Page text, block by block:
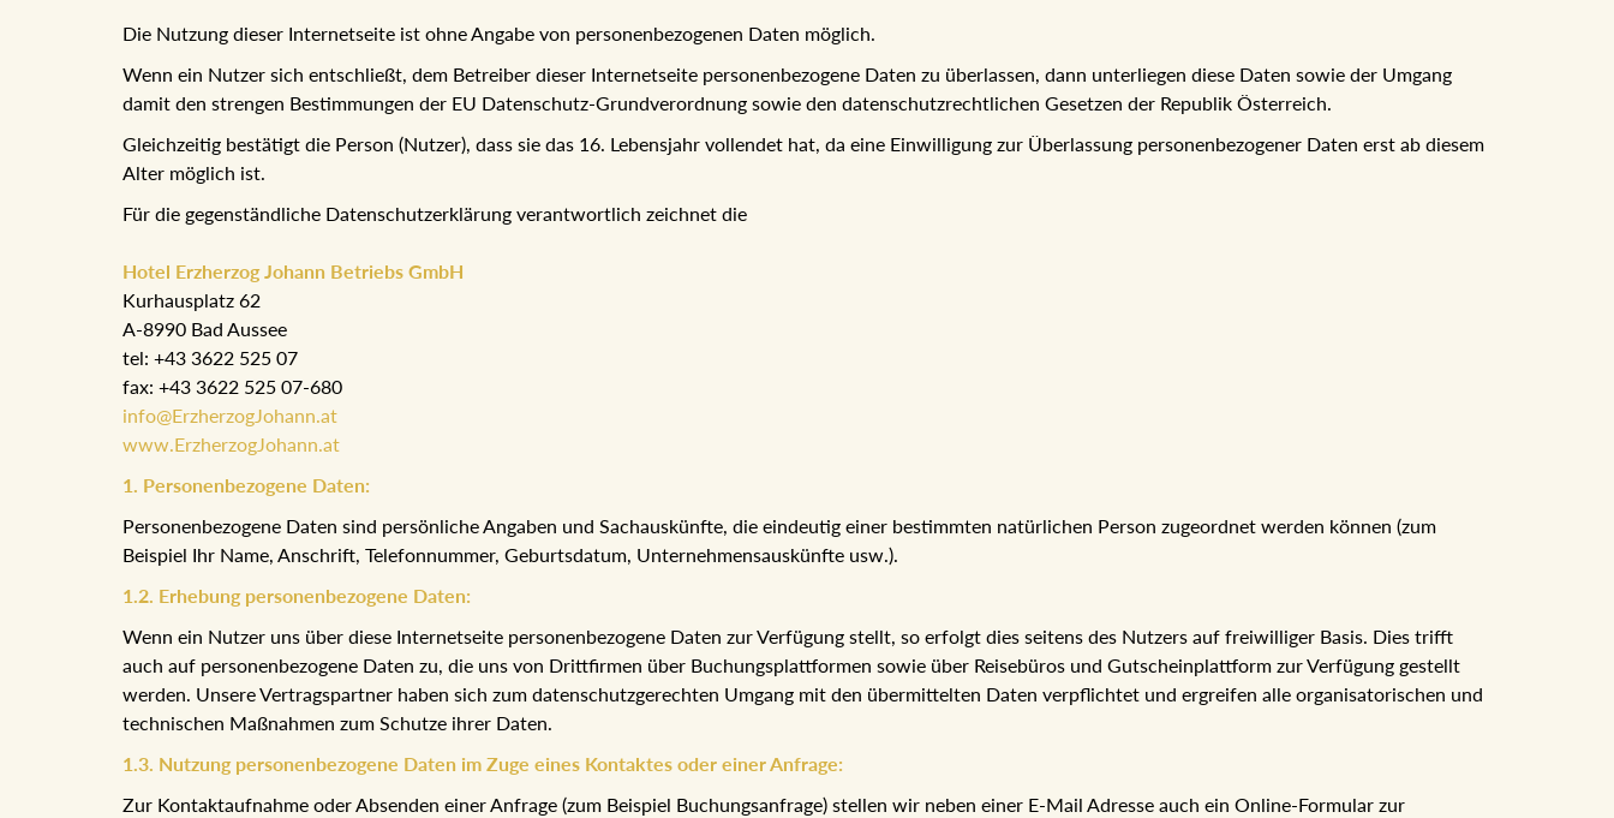
Die Nutzung dieser Internetseite ist ohne Angabe von personenbezogenen Daten möglich.
Wenn ein Nutzer sich entschließt, dem Betreiber dieser Internetseite personenbezogene Daten zu überlassen, dann unterliegen diese Daten sowie der Umgang
damit den strengen Bestimmungen der EU Datenschutz-Grundverordnung sowie den datenschutzrechtlichen Gesetzen der Republik Österreich.
Gleichzeitig bestätigt die Person (Nutzer), dass sie das 16. Lebensjahr vollendet hat, da eine Einwilligung zur Überlassung personenbezogener Daten erst ab diesem
Alter möglich ist.
Für die gegenständliche Datenschutzerklärung verantwortlich zeichnet die
Hotel Erzherzog Johann Betriebs GmbH
Kurhausplatz 62
A-8990 Bad Aussee
tel: +43 3622 525 07
fax: +43 3622 525 07-680
info@ErzherzogJohann.at
www.ErzherzogJohann.at
1. Personenbezogene Daten:
Personenbezogene Daten sind persönliche Angaben und Sachauskünfte, die eindeutig einer bestimmten natürlichen Person zugeordnet werden können (zum
Beispiel Ihr Name, Anschrift, Telefonnummer, Geburtsdatum, Unternehmensauskünfte usw.).
1.2. Erhebung personenbezogene Daten:
Wenn ein Nutzer uns über diese Internetseite personenbezogene Daten zur Verfügung stellt, so erfolgt dies seitens des Nutzers auf freiwilliger Basis. Dies trifft
auch auf personenbezogene Daten zu, die uns von Drittfirmen über Buchungsplattformen sowie über Reisebüros und Gutscheinplattform zur Verfügung gestellt
werden. Unsere Vertragspartner haben sich zum datenschutzgerechten Umgang mit den übermittelten Daten verpflichtet und ergreifen alle organisatorischen und
technischen Maßnahmen zum Schutze ihrer Daten.
1.3. Nutzung personenbezogene Daten im Zuge eines Kontaktes oder einer Anfrage:
Zur Kontaktaufnahme oder Absenden einer Anfrage (zum Beispiel Buchungsanfrage) stellen wir neben einer E-Mail Adresse auch ein Online-Formular zur